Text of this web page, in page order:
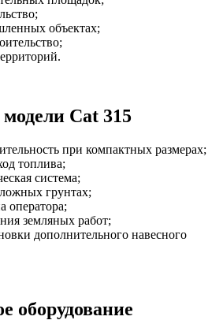
объектах;
Cat 315
при компактных размерах;
топлива;
система;
грунтах;
оператора;
земляных работ;
дополнительного навесного
оборудование